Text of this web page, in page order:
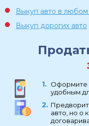
Выкуп авто в любом
Выкуп дорогих авто
Оформите
удобным
авто, но о